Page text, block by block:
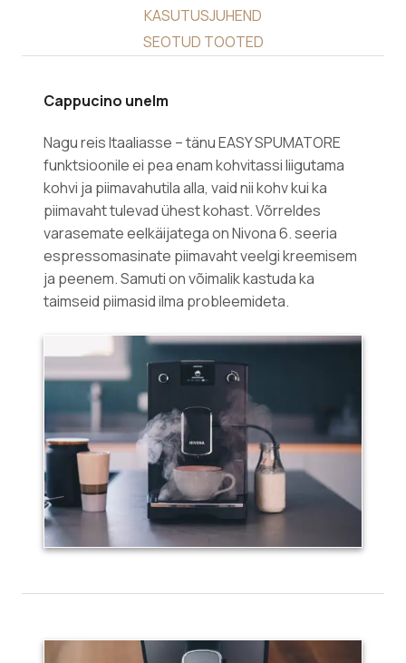
KASUTUSJUHEND
SEOTUD TOOTED
Cappucino unelm
Nagu reis Itaaliasse – tänu EASY SPUMATORE
funktsioonile ei pea enam kohvitassi liigutama
kohvi ja piimavahutila alla, vaid nii kohv kui ka
piimavaht tulevad ühest kohast. Võrreldes
varasemate eelkäijatega on Nivona 6. seeria
espressomasinate piimavaht veelgi kreemisem
ja peenem. Samuti on võimalik kastuda ka
taimseid piimasid ilma probleemideta.